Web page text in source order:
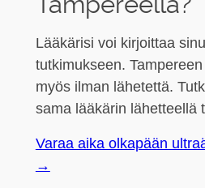
Lääkärisi voi kirjoittaa
tutkimukseen.
myös ilman lähetettä.
sama lääkärin lähetteellä
Varaa aika olkapään
→